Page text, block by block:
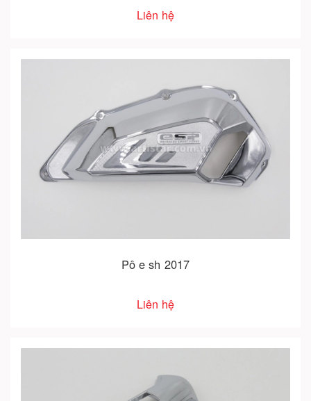
Liên hệ
Pô e sh 2017
Liên hệ